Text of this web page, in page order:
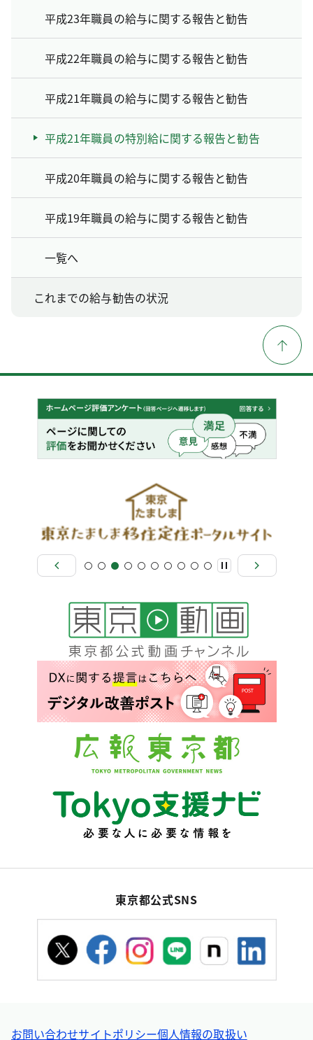
平成23年職員の給与に関する報告と勧告
平成22年職員の給与に関する報告と勧告
平成21年職員の給与に関する報告と勧告
平成21年職員の特別給に関する報告と勧告
平成20年職員の給与に関する報告と勧告
平成19年職員の給与に関する報告と勧告
一覧へ
これまでの給与勧告の状況
東京都公式SNS
お問い合わせサイトポリシー個人情報の取扱い